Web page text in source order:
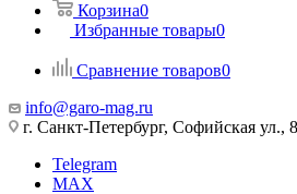
Корзина0
Избранные товары0
Сравнение товаров0
info@garo-mag.ru
г. Санкт-Петербург, Софийская ул.,
Telegram
MAX